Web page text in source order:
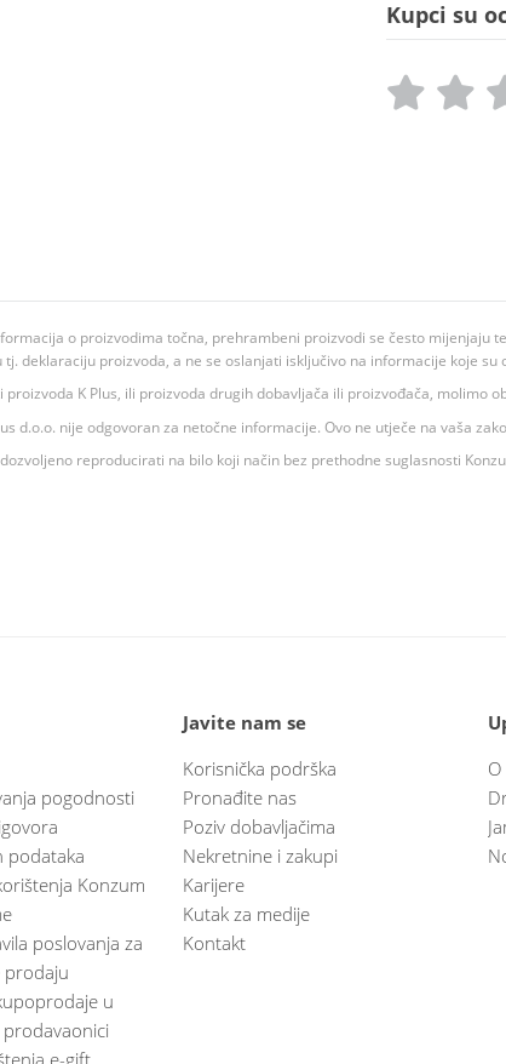
Kupci su
o proizvodima točna, prehrambeni proizvodi se često
deklaraciju proizvoda, a ne se oslanjati isključivo na informacije koje su
K Plus, ili proizvoda drugih dobavljača ili proizvođača, molimo
d.o.o. nije odgovoran za netočne informacije. Ovo ne utječe na vaša
reproducirati na bilo koji način bez prethodne suglasnosti
pogodnosti
podataka
Konzum
poslovanja za
prodaju
u
e-gift
Javite nam se
Korisnička podrška
Pronađite nas
Poziv dobavljačima
Nekretnine i zakupi
Karijere
Kutak za medije
Kontakt